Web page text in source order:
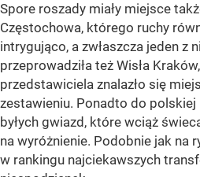
Spore roszady miały miejsce
Częstochowa, którego ruchy
intrygująco, a zwłaszcza jeden z
przeprowadziła też Wisła
przedstawiciela znalazło się
zestawieniu. Ponadto do polskiej
byłych gwiazd, które wciąż
na wyróżnienie. Podobnie jak na
w rankingu najciekawszych